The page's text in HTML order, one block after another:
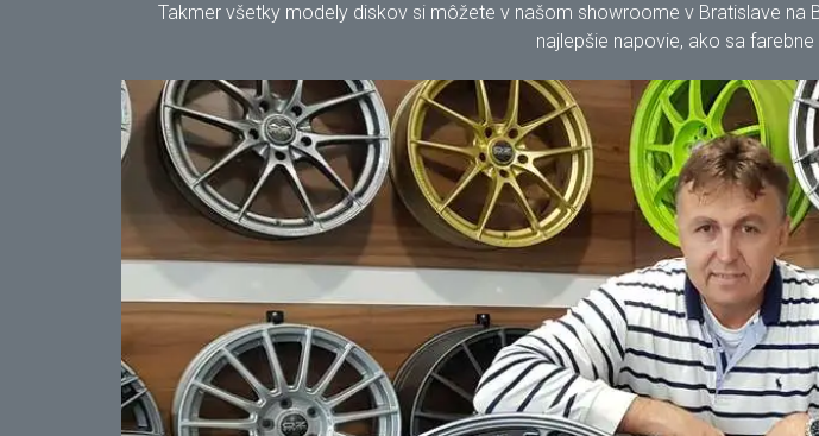
Takmer všetky modely diskov si môžete v našom showroome v Bratislave na
najlepšie napovie, ako sa